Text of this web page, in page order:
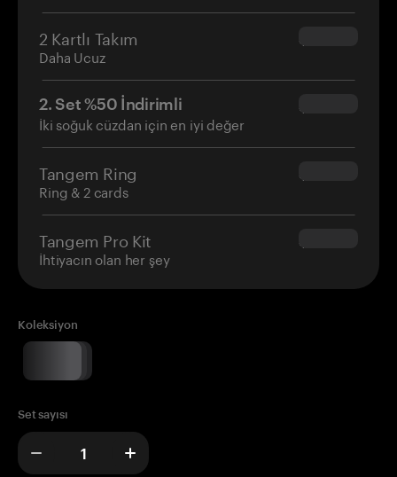
2 Kartlı Takım
Daha Ucuz
$54.90
2. Set %50 İndirimli
İki soğuk cüzdan için en iyi değer
$34.95
Tangem Ring
Ring & 2 cards
$160.00
Tangem Pro Kit
İhtiyacın olan her şey
$180.00
Koleksiyon
Set sayısı